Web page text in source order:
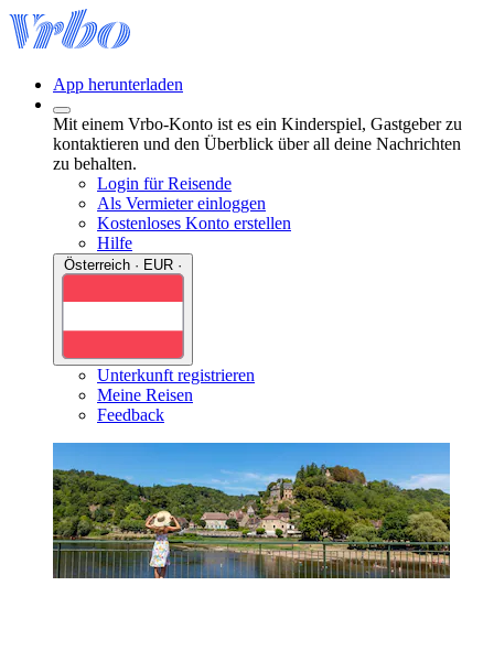
App herunterladen
Mit einem Vrbo-Konto ist es ein Kinderspiel, Gastgeber zu
kontaktieren und den Überblick über all deine Nachrichten
zu behalten.
Login für Reisende
Als Vermieter einloggen
Kostenloses Konto erstellen
Hilfe
Unterkunft registrieren
Meine Reisen
Feedback